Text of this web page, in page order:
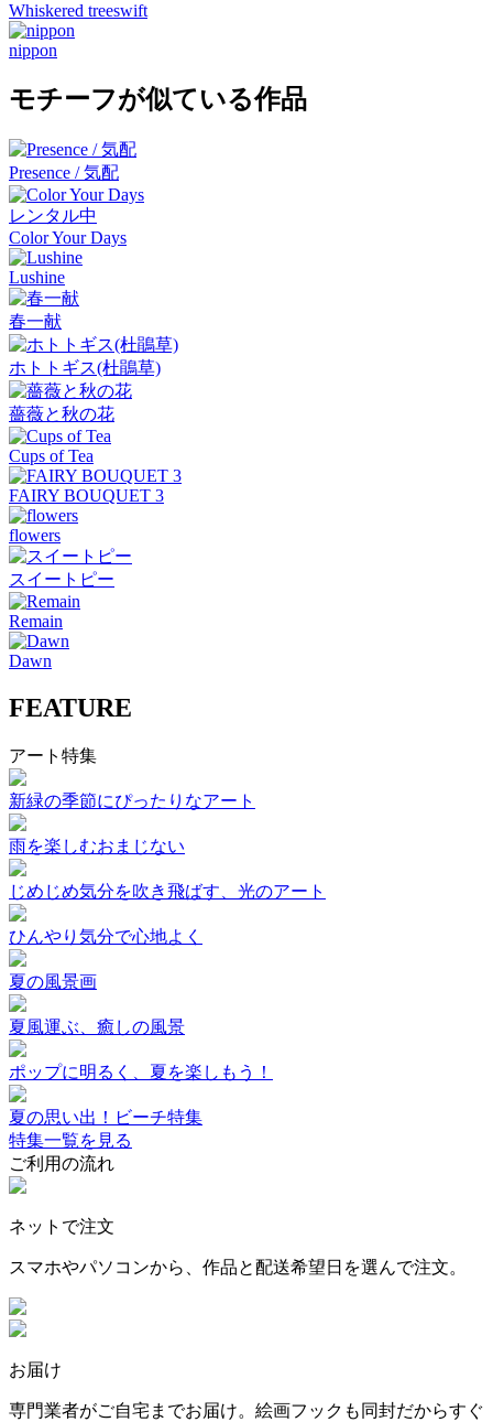
Whiskered treeswift
nippon
モチーフが似ている作品
Presence / 気配
レンタル中
Color Your Days
Lushine
春一献
ホトトギス(杜鵑草)
薔薇と秋の花
Cups of Tea
FAIRY BOUQUET 3
flowers
スイートピー
Remain
Dawn
FEATURE
アート特集
新緑の季節にぴったりなアート
雨を楽しむおまじない
じめじめ気分を吹き飛ばす、光のアート
ひんやり気分で心地よく
夏の風景画
夏風運ぶ、癒しの風景
ポップに明るく、夏を楽しもう！
夏の思い出！ビーチ特集
特集一覧を見る
ご利用の流れ
ネットで注文
スマホやパソコンから、作品と配送希望日を選んで注文。
お届け
専門業者がご自宅までお届け。絵画フックも同封だからすぐ